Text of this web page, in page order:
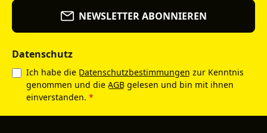
NEWSLETTER ABONNIEREN
Datenschutz
Ich habe die Datenschutzbestimmungen zur Kenntnis
genommen und die AGB gelesen und bin mit ihnen
einverstanden. *